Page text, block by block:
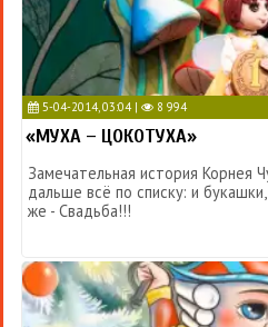
5-04-2014, 03:04 | 8 994
«МУХА – ЦОКОТУХА»
Замечательная история Корнея
дальше всё по списку: и
же - Свадьба!!!